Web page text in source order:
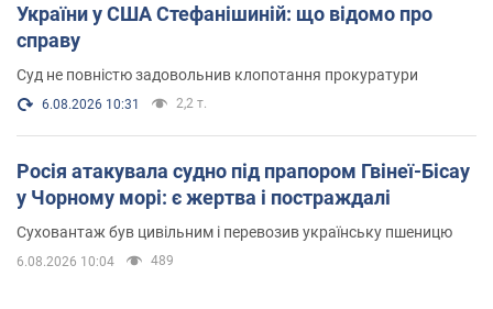
України у США Стефанішиній: що відомо про
справу
Суд не повністю задовольнив клопотання прокуратури
6.08.2026 10:31 2,2 т.
Росія атакувала судно під прапором Гвінеї-Бісау
у Чорному морі: є жертва і постраждалі
Суховантаж був цивільним і перевозив українську пшеницю
6.08.2026 10:04 489